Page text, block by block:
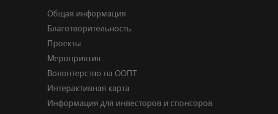
Общая информация
Благотворительность
Проекты
Мероприятия
Волонтерство на ООПТ
Интерактивная карта
Информация для инвесторов и спонсоров